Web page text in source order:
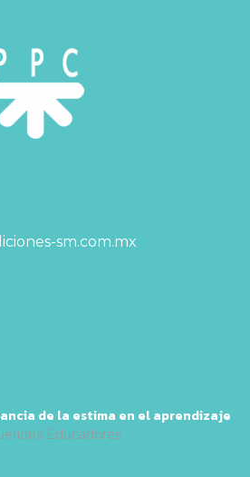
sm.com.mx
de la estima en el aprendizaje
Educadores